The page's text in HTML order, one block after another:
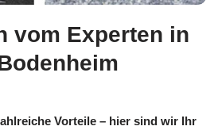
vom Experten in
Vorteile – hier sind wir Ihr